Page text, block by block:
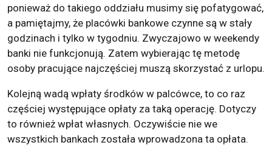
ponieważ do takiego oddziału musimy się pofatygować,
a pamiętajmy, że placówki bankowe czynne są w stały
godzinach i tylko w tygodniu. Zwyczajowo w weekendy
banki nie funkcjonują. Zatem wybierając tę metodę
osoby pracujące najczęściej muszą skorzystać z urlopu.
Kolejną wadą wpłaty środków w palcówce, to co raz
częściej występujące opłaty za taką operację. Dotyczy
to również wpłat własnych. Oczywiście nie we
wszystkich bankach została wprowadzona ta opłata.